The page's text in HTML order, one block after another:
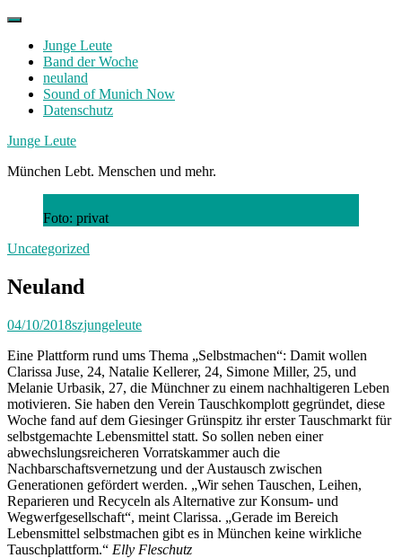
Skip
contentJunge Leute
Band der Woche
neuland
Sound of Munich Now
Datenschutz
Facebook
Twitter
Instagram
Junge Leute
München Lebt. Menschen und mehr.
Foto: privat
Uncategorized
Neuland
04/10/2018szjungeleute
Eine Plattform rund ums Thema „Selbstmachen“: Damit wollen
Clarissa Juse, 24, Natalie Kellerer, 24, Simone Miller, 25, und
Melanie Urbasik, 27, die Münchner zu einem nachhaltigeren Leben
motivieren. Sie haben den Verein Tauschkomplott gegründet, diese
Woche fand auf dem Giesinger Grünspitz ihr erster Tauschmarkt für
selbstgemachte Lebensmittel statt. So sollen neben einer
abwechslungsreicheren Vorratskammer auch die
Nachbarschaftsvernetzung und der Austausch zwischen
Generationen gefördert werden. „Wir sehen Tauschen, Leihen,
Reparieren und Recyceln als Alternative zur Konsum- und
Wegwerfgesellschaft“, meint Clarissa. „Gerade im Bereich
Lebensmittel selbstmachen gibt es in München keine wirkliche
Tauschplattform.“ Elly Fleschutz